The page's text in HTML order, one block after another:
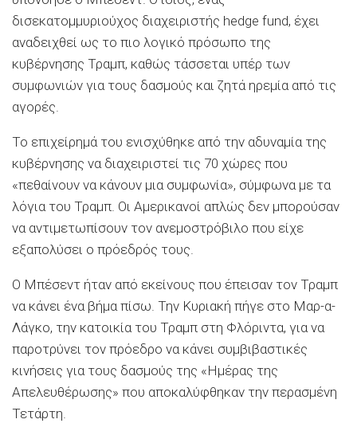
δισεκατομμυριούχος διαχειριστής hedge fund, έχει
αναδειχθεί ως το πιο λογικό πρόσωπο της
κυβέρνησης Τραμπ, καθώς τάσσεται υπέρ των
συμφωνιών για τους δασμούς και ζητά ηρεμία από τις
αγορές.
Το επιχείρημά του ενισχύθηκε από την αδυναμία της
κυβέρνησης να διαχειριστεί τις 70 χώρες που
«πεθαίνουν να κάνουν μια συμφωνία», σύμφωνα με τα
λόγια του Τραμπ. Οι Αμερικανοί απλώς δεν μπορούσαν
να αντιμετωπίσουν τον ανεμοστρόβιλο που είχε
εξαπολύσει ο πρόεδρός τους.
Ο Μπέσεντ ήταν από εκείνους που έπεισαν τον Τραμπ
να κάνει ένα βήμα πίσω. Την Κυριακή πήγε στο Μαρ-α-
Λάγκο, την κατοικία του Τραμπ στη Φλόριντα, για να
παροτρύνει τον πρόεδρο να κάνει συμβιβαστικές
κινήσεις για τους δασμούς της «Ημέρας της
Απελευθέρωσης» που αποκαλύφθηκαν την περασμένη
Τετάρτη.